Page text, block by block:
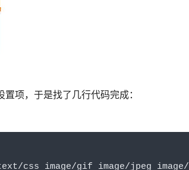
项，于是找了几行代码完成：
/css image/gif image/jpeg image/